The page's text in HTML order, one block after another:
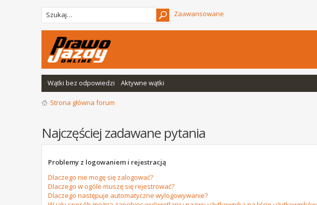
Zaawansowane
Wątki bez odpowiedzi Aktywne wątki
Strona główna forum
Najczęściej zadawane pytania
Problemy z logowaniem i rejestracją
Dlaczego nie mogę się zalogować?
Dlaczego w ogóle muszę się rejestrować?
Dlaczego następuje automatyczne wylogowywanie?